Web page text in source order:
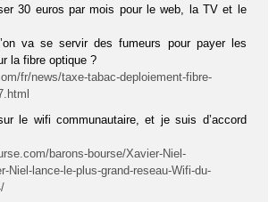
30 euros par mois pour le web, la TV et le
va se servir des fumeurs pour payer les
la fibre optique ?
fr/news/taxe-tabac-deploiement-fibre-
le wifi communautaire, et je suis d’accord
barons-bourse/Xavier-Niel-
Niel-lance-le-plus-grand-reseau-Wifi-du-